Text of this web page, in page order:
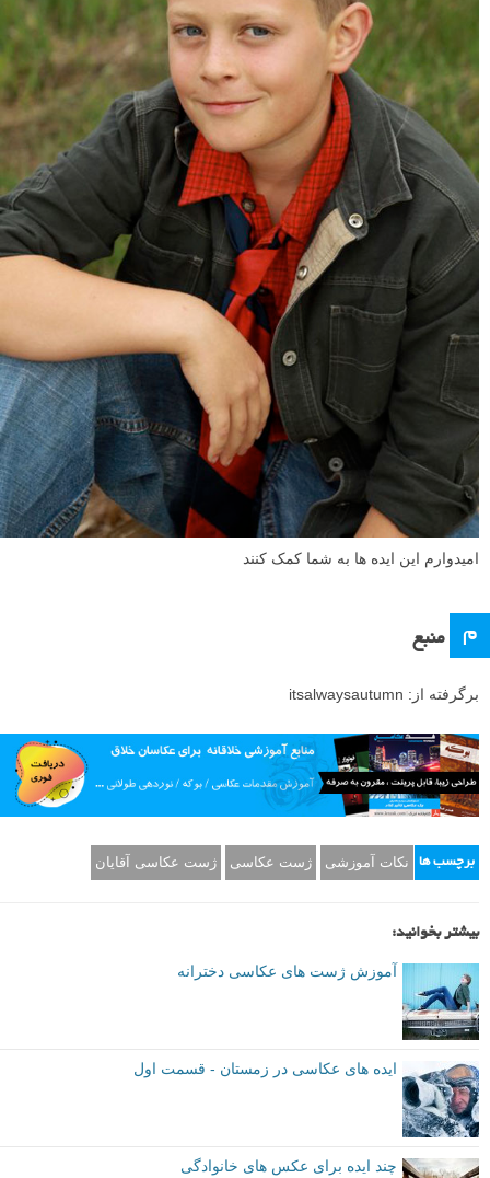
امیدوارم این ایده ها به شما کمک کنند
م منبع
برگرفته از: itsalwaysautumn
برچسب ها نکات آموزشی ژست عکاسی ژست عکاسی آقایان
بیشتر بخوانید:
آموزش ژست های عکاسی دخترانه
ایده های عکاسی در زمستان - قسمت اول
چند ایده برای عکس های خانوادگی